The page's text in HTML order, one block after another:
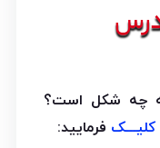
کلیـــک فرمایید: